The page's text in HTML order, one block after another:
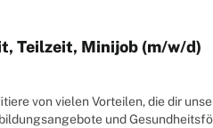
Teilzeit, Minijob (m/w/d)
von vielen Vorteilen, die dir
und